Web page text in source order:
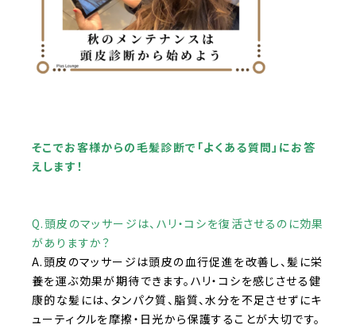
そこでお客様からの毛髪診断で「よくある質問」にお答
えします！
Q.頭皮のマッサージは、ハリ・コシを復活させるのに効果
がありますか？
A.頭皮のマッサージは頭皮の血行促進を改善し、髪に栄
養を運ぶ効果が期待できます。ハリ・コシを感じさせる健
康的な髪には、タンパク質、脂質、水分を不足させずにキ
ューティクルを摩擦・日光から保護することが大切です。